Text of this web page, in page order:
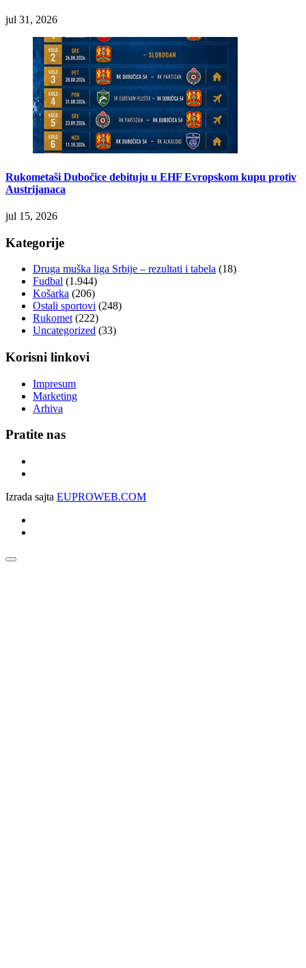
jul 31, 2026
Rukometaši Dubočice debituju u EHF Evropskom kupu protiv
Austrijanaca
jul 15, 2026
Kategorije
Druga muška liga Srbije – rezultati i tabela (18)
Fudbal (1.944)
Košarka (206)
Ostali sportovi (248)
Rukomet (222)
Uncategorized (33)
Korisni linkovi
Impresum
Marketing
Arhiva
Pratite nas
Izrada sajta EUPROWEB.COM